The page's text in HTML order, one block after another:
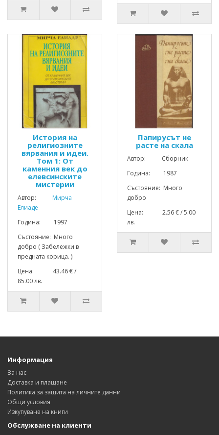
История на
религиозните
вярвания и идеи.
Том 1: От
каменния век до
елевсинските
мистерии
Автор:
Мирча
Елиаде
Година: 1997
Състояние: Много
добро ( Забележки в
предната корица. )
Цена: 43.46 € /
85.00 лв.
Папирусът не
расте на скала
Автор: Сборник
Година: 1987
Състояние: Много
добро
Цена: 2.56 € / 5.00
лв.
Информация
За нас
Доставка и плащане
Политика за защита на личните данни
Общи условия
Изкупуване на книги
Обслужване на клиенти